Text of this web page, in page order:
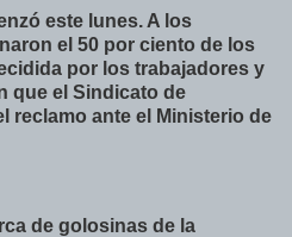
este lunes. A los
el 50 por ciento de los
por los trabajadores y
que el Sindicato de
reclamo ante el Ministerio de
de golosinas de la